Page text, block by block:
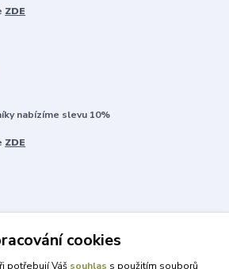
ZDE
nabízíme slevu 10%
ZDE
cookies
potřebují Váš souhlas s použitím souborů